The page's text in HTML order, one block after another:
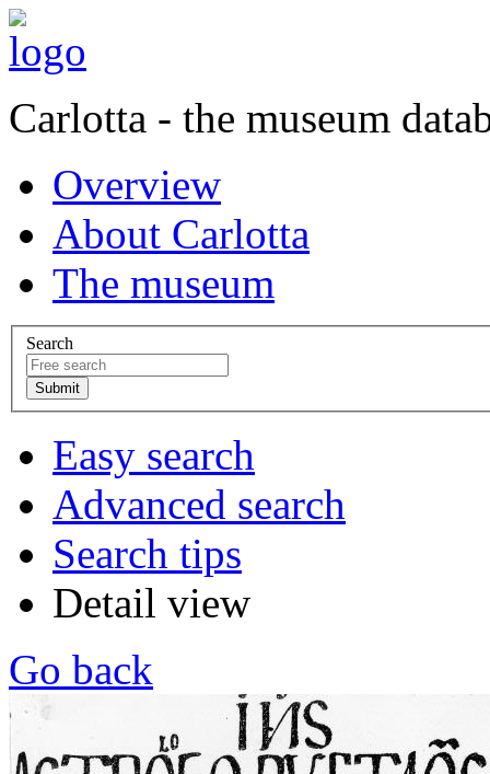
Carlotta - the museum
Overview
About Carlotta
The museum
Search
Easy search
Advanced search
Search tips
Detail view
Go back